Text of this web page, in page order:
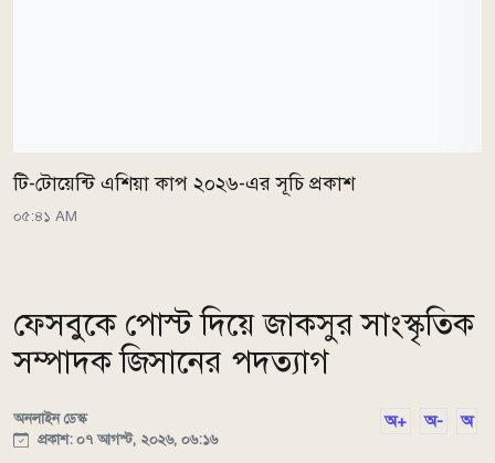
টি-টোয়েন্টি এশিয়া কাপ ২০২৬-এর সূচি প্রকাশ
০৫:৪১ AM
ফেসবুকে পোস্ট দিয়ে জাকসুর সাংস্কৃতিক
সম্পাদক জিসানের পদত্যাগ
অনলাইন ডেস্ক
প্রকাশ: ০৭ আগস্ট, ২০২৬, ০৬:১৬
অ+ অ- অ